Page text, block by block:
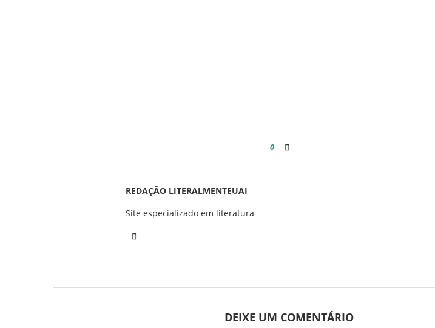
0
REDAÇÃO LITERALMENTEUAI
Site especializado em literatura
DEIXE UM COMENTÁRIO